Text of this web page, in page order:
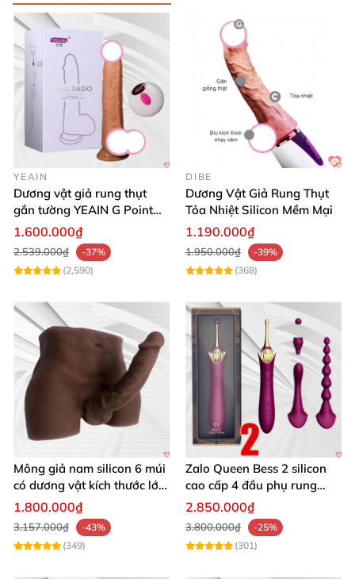
YEAIN
Dương vật giả rung thụt
gắn tường YEAIN G Point
tỏa nhiệt điều khiển từ xa
1.600.000₫
2.539.000₫
-37%
(2,590)
DIBE
Dương Vật Giả Rung Thụt
Tỏa Nhiệt Silicon Mềm Mại
1.190.000₫
1.950.000₫
-39%
(368)
Mông giả nam silicon 6 múi
có dương vật kích thước lớn
cực thật
1.800.000₫
3.157.000₫
-43%
(349)
Zalo Queen Bess 2 silicon
cao cấp 4 đầu phụ rung
nhiệt đa điểm
2.850.000₫
3.800.000₫
-25%
(301)